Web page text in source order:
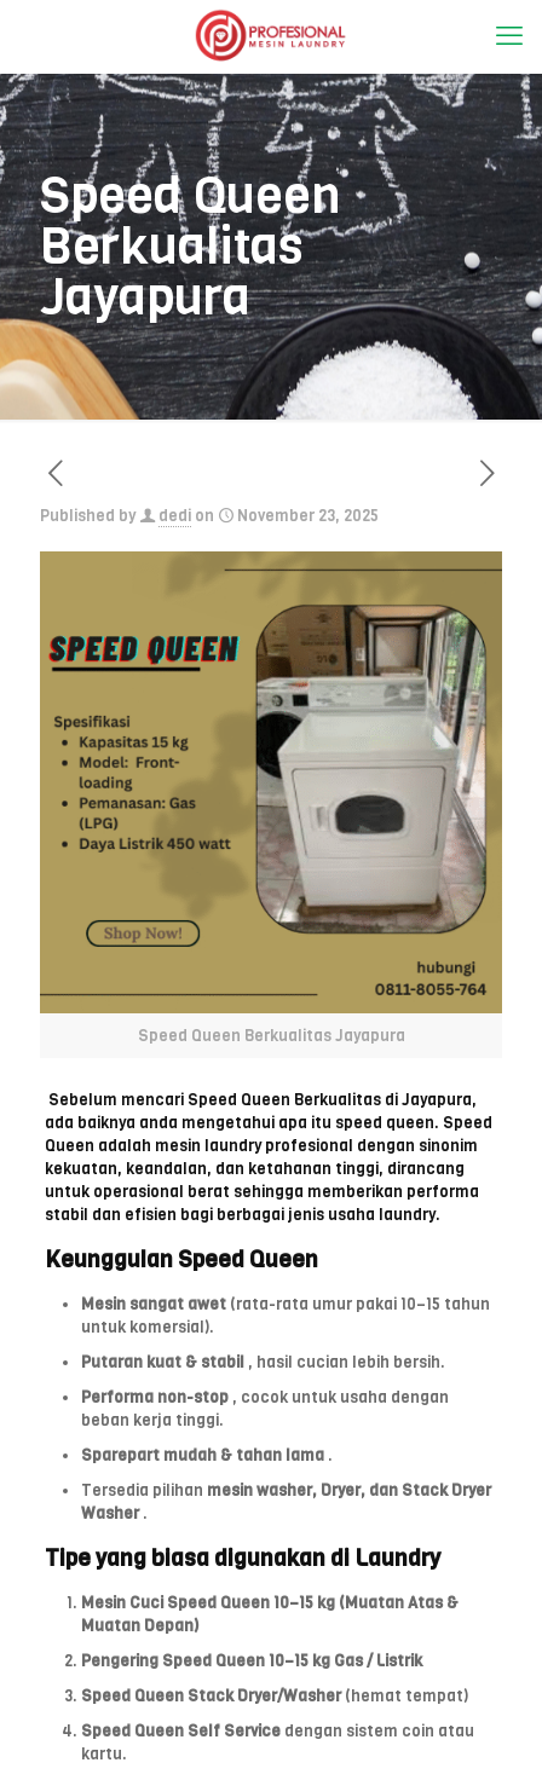
Speed Queen
Berkualitas
Jayapura
Published by dedi on November 23, 2025
Speed Queen Berkualitas Jayapura
Sebelum mencari Speed ​​Queen Berkualitas di Jayapura,
ada baiknya anda mengetahui apa itu speed queen. Speed
Queen adalah mesin laundry profesional dengan sinonim
kekuatan, keandalan, dan ketahanan tinggi, dirancang
untuk operasional berat sehingga memberikan performa
stabil dan efisien bagi berbagai jenis usaha laundry.
Keunggulan Speed ​​Queen
Mesin sangat awet(rata-rata umur pakai 10–15 tahun
untuk komersial).
Putaran kuat & stabil , hasil cucian lebih bersih.
Performa non-stop, cocok untuk usaha dengan
beban kerja tinggi.
Sparepart mudah & tahan lama.
Tersedia pilihan mesin washer, Dryer, dan Stack Dryer
Washer.
Tipe yang biasa digunakan di Laundry
Mesin Cuci Speed ​​Queen 10–15 kg (Muatan Atas &
Muatan Depan)
Pengering Speed ​​Queen 10–15 kg Gas / Listrik
Speed ​​Queen Stack Dryer/Washer(hemat tempat)
Speed ​​Queen Self Servicedengan sistem coin atau
kartu.